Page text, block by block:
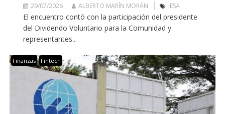
29/07/2026 ALBERTO MARÍN MORÁN IESA
El encuentro contó con la participación del presidente
del Dividendo Voluntario para la Comunidad y
representantes...
Finanzas Fintech